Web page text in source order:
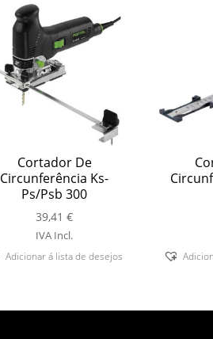
Cortador De
Circunferência Ks-
Ps/Psb 300
39,41€
IVA Incl.
Adicionar á lista de desejos